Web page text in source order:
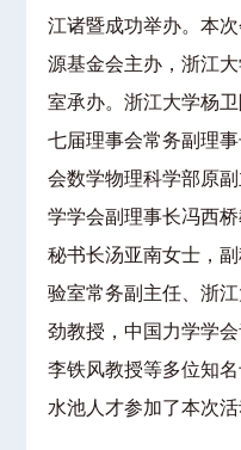
江诸暨成功举办。本
源基金会主办，浙江
室承办。浙江大学杨
七届理事会常务副理
会数学物理科学部原
学学会副理事长冯西
秘书长汤亚南女士，
验室常务副主任、浙
劲教授，中国力学学
李铁风教授等多位知
水池人才参加了本次活